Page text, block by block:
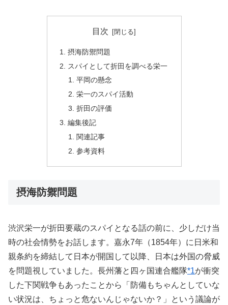
目次
摂海防禦問題
スパイとして折田を調べる栄一
平岡の懸念
栄一のスパイ活動
折田の評価
編集後記
関連記事
参考資料
摂海防禦問題
渋沢栄一が折田要蔵のスパイとなる話の前に、少しだけ当
時の社会情勢をお話します。嘉永7年（1854年）に日米和
親条約を締結して日本が開国して以降、日本は外国の脅威
を問題視していました。長州藩と四ヶ国連合艦隊*1が衝突
した下関戦争もあったことから「防備もちゃんとしていな
い状況は、ちょっと危ないんじゃないか？」という議論が